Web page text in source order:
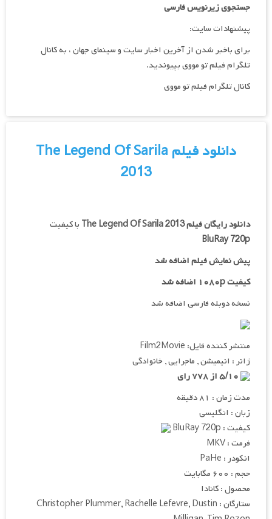
جستجوی زیرنویس فارسی
پیشنهادات سایت:
برای باخبر شدن از آخرین اخبار سایت و سینمای جهان ، به کانال
تلگرام فیلم تو مووی بپیوندید.
کانال تلگرام فیلم تو مووی
دانلود فیلم The Legend Of Sarila
2013
دانلود رایگان فیلمThe Legend Of Sarila 2013 با کیفیت
BluRay 720p
پیش نمایش فیلم اضافه شد
کیفیت ۱۰۸۰p اضافه شد
نسخه دوبله فارسی اضافه شد
منتشر کننده فایل: Film2Movie
ژانر : انیمیشن , ماجرایی , خانوادگی
مدت زمان : ۸۱ دقیقه
زبان : انگلیسی
کیفیت : BluRay 720p
فرمت : MKV
انکودر : PaHe
حجم : ۶۰۰ مگابایت
محصول : کانادا
ستارگان : Christopher Plummer, Rachelle Lefevre, Dustin